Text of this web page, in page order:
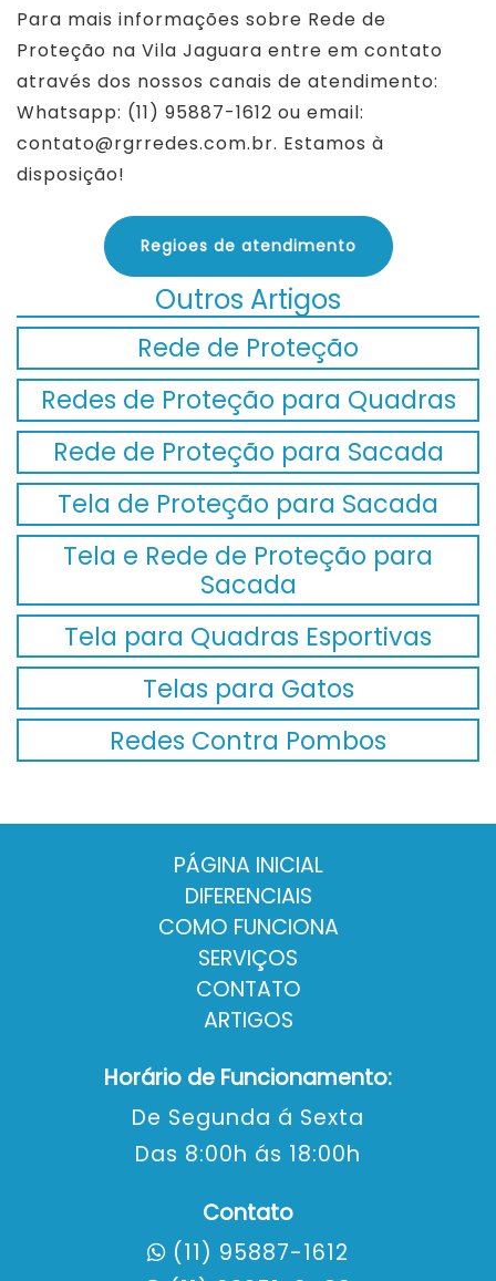
Para mais informações sobre Rede de
Proteção na Vila Jaguara entre em contato
através dos nossos canais de atendimento:
Whatsapp: (11) 95887-1612 ou email:
contato@rgrredes.com.br. Estamos à
disposição!
Regioes de atendimento
Outros Artigos
Rede de Proteção
Redes de Proteção para Quadras
Rede de Proteção para Sacada
Tela de Proteção para Sacada
Tela e Rede de Proteção para
Sacada
Tela para Quadras Esportivas
Telas para Gatos
Redes Contra Pombos
PÁGINA INICIAL
DIFERENCIAIS
COMO FUNCIONA
SERVIÇOS
CONTATO
ARTIGOS
Horário de Funcionamento:
De Segunda á Sexta
Das 8:00h ás 18:00h
Contato
(11) 95887-1612